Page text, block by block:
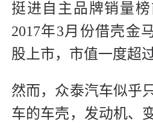
挺进自主品牌销量
2017年3月份借壳金
股上市，市值一度超
然而，众泰汽车似乎
车的车壳，发动机、